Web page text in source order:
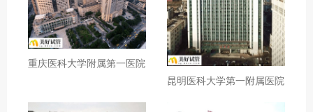
重庆医科大学附属第一医院
昆明医科大学第一附属医院